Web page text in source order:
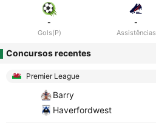
-
Gols(P)
-
Assistências
Concursos recentes
Premier League
Barry
Haverfordwest